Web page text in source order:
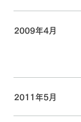
2009年4月
2011年5月